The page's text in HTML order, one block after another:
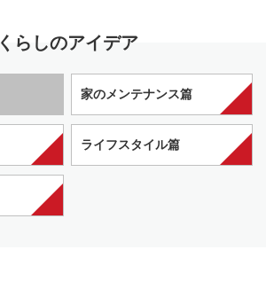
くらしのアイデア
家のメンテナンス篇
ライフスタイル篇